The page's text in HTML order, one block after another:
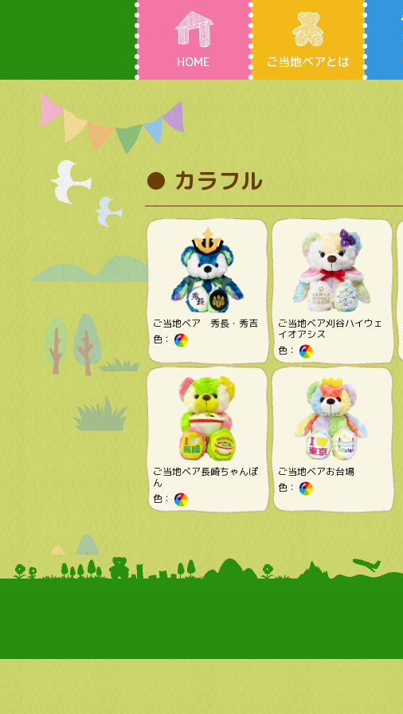
HOME ご当地ベアとは
● カラフル
ご当地ベア 秀長・秀吉
色：
ご当地ベア刈谷ハイウェ
イオアシス
色：
ご当地ベア長崎ちゃんぽ
ん
色：
ご当地ベアお台場
色：